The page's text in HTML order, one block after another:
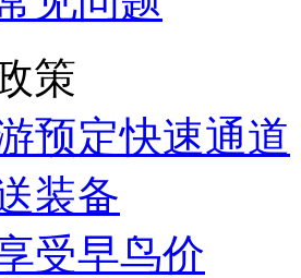
策
预定快速通道
装备
受早鸟价
享受团购价格